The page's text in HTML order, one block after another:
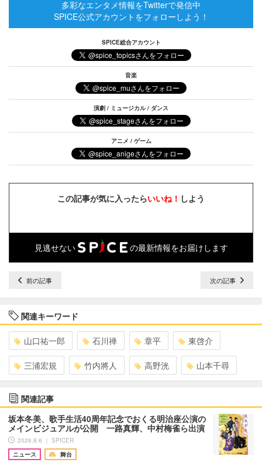
多彩なエンタメ情報をTwitterで発信中
SPICE公式アカウントをフォローしよう！
SPICE総合アカウント
音楽
演劇 / ミュージカル / ダンス
アニメ / ゲーム
この記事が気に入ったらいいね！ しよう
見逃せない の最新情報をお届けします
前の記事 次の記事
関連キーワード
山口祐一郎 石川禅 章平 東啓介
三浦宏規 竹内將人 高野洸 山本千尋
関連記事
坂本冬美、歌手生活40周年記念でおくる明治座公演の
メインビジュアルが公開 一路真輝、中村梅雀ら出演
2026.8.6 ｜ SPICER
ニュース
舞台